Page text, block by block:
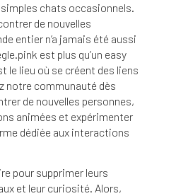
simples chats occasionnels.
de nouvelles
entier n’a jamais été aussi
est plus qu’un easy
le lieu où se créent des liens
notre communauté dès
de nouvelles personnes,
animées et expérimenter
dédiée aux interactions
pour supprimer leurs
et leur curiosité. Alors,